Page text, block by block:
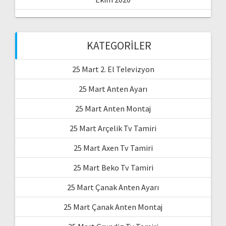
KATEGORILER
25 Mart 2. El Televizyon
25 Mart Anten Ayarı
25 Mart Anten Montaj
25 Mart Arçelik Tv Tamiri
25 Mart Axen Tv Tamiri
25 Mart Beko Tv Tamiri
25 Mart Çanak Anten Ayarı
25 Mart Çanak Anten Montaj